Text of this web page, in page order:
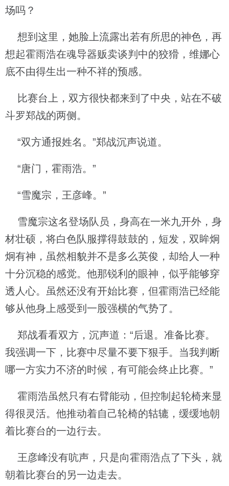
场吗？
想到这里，她脸上流露出若有所思的神色，再
想起霍雨浩在魂导器贩卖谈判中的狡猾，维娜心
底不由得生出一种不祥的预感。
比赛台上，双方很快都来到了中央，站在不破
斗罗郑战的两侧。
“双方通报姓名。”郑战沉声说道。
“唐门，霍雨浩。”
“雪魔宗，王彦峰。”
雪魔宗这名登场队员，身高在一米九开外，身
材壮硕，将白色队服撑得鼓鼓的，短发，双眸炯
炯有神，虽然相貌并不是多么英俊，却给人一种
十分沉稳的感觉。他那锐利的眼神，似乎能够穿
透人心。虽然还没有开始比赛，但霍雨浩已经能
够从他身上感受到一股强横的气势了。
郑战看看双方，沉声道：“后退。准备比赛。
我强调一下，比赛中尽量不要下狠手。当我判断
哪一方实力不济的时候，有可能会终止比赛。”
霍雨浩虽然只有右臂能动，但控制起轮椅来显
得很灵活。他推动着自己轮椅的轱辘，缓缓地朝
着比赛台的一边行去。
王彦峰没有吭声，只是向霍雨浩点了下头，就
朝着比赛台的另一边走去。